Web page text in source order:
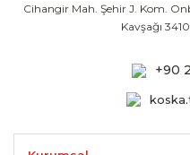
Cihangir Mah. Şehir J. Kom.
Kavşağı 3410
+90